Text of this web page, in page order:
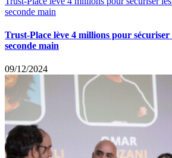
seconde main
Trust-Place lève 4 millions pour sécuriser
seconde main
09/12/2024